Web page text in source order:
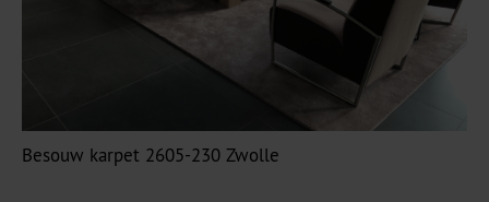
Besouw karpet 2605-230 Zwolle